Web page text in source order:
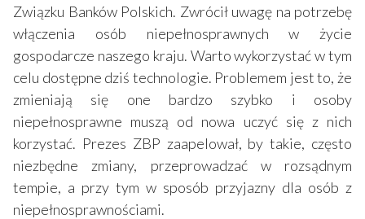
Związku Banków Polskich. Zwrócił uwagę na potrzebę
włączenia osób niepełnosprawnych w życie
gospodarcze naszego kraju. Warto wykorzystać w tym
celu dostępne dziś technologie. Problemem jest to, że
zmieniają się one bardzo szybko i osoby
niepełnosprawne muszą od nowa uczyć się z nich
korzystać. Prezes ZBP zaapelował, by takie, często
niezbędne zmiany, przeprowadzać w rozsądnym
tempie, a przy tym w sposób przyjazny dla osób z
niepełnosprawnościami.